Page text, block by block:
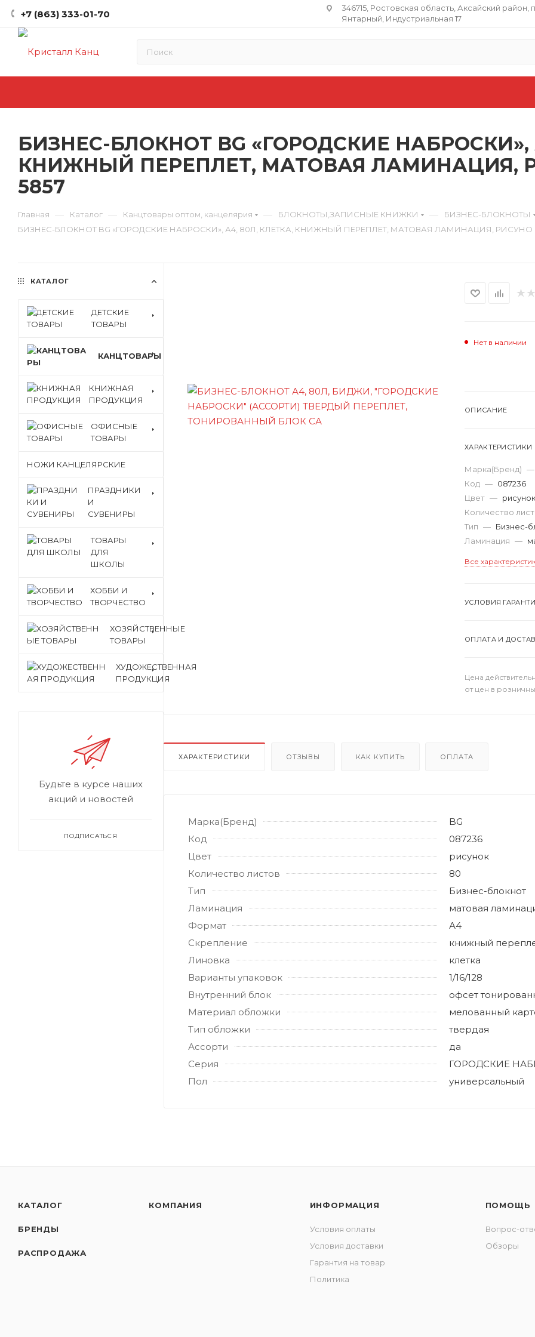
+7 (863) 333-01-70
346715, Ростовская область​, Аксайский район,
Янтарный, Индустриальная 17
БИЗНЕС-БЛОКНОТ BG «ГОРОДСКИЕ НАБРОСКИ»,
КНИЖНЫЙ ПЕРЕПЛЕТ, МАТОВАЯ ЛАМИНАЦИЯ,
5857
Главная — Каталог — Канцтовары оптом, канцелярия — БЛОКНОТЫ,ЗАПИСНЫЕ КНИЖКИ — БИЗНЕС-БЛОКНОТЫ
БИЗНЕС-БЛОКНОТ BG «ГОРОДСКИЕ НАБРОСКИ», А4, 80Л, КЛЕТКА, КНИЖНЫЙ ПЕРЕПЛЕТ, МАТОВАЯ ЛАМИНАЦИЯ, РИСУНО
Нет в наличии
ОПИСАНИЕ
ХАРАКТЕРИСТИКИ
Марка(Бренд) —
Код — 087236
Цвет — рисунок
Количество
Тип — Бизнес-
Ламинация —
Все
УСЛОВИЯ
ОПЛАТА И
Цена
от цен в
ХАРАКТЕРИСТИКИ ОТЗЫВЫ КАК КУПИТЬ ОПЛАТА
Марка(Бренд)
BG
Код
087236
Цвет
рисунок
Количество листов
80
Тип
Бизнес-блокнот
Ламинация
матовая
Формат
А4
Скрепление
книжный
Линовка
клетка
Варианты упаковок
1/16/128
Внутренний блок
офсет
Материал обложки
мелованный
Тип обложки
твердая
Ассорти
да
Серия
ГОРОДСКИЕ
Пол
универсальный
КАТАЛОГ
ДЕТСКИЕ
ТОВАРЫ
КАНЦТОВАРЫ
КНИЖНАЯ
ПРОДУКЦИЯ
ОФИСНЫЕ
ТОВАРЫ
НОЖИ КАНЦЕЛЯРСКИЕ
ПРАЗДНИКИ
И
СУВЕНИРЫ
ТОВАРЫ
ДЛЯ
ШКОЛЫ
ХОББИ И
ТВОРЧЕСТВО
ХОЗЯЙСТВЕННЫЕ
ТОВАРЫ
ХУДОЖЕСТВЕННАЯ
ПРОДУКЦИЯ
Будьте в курсе наших
акций и новостей
ПОДПИСАТЬСЯ
КАТАЛОГ
БРЕНДЫ
РАСПРОДАЖА
КОМПАНИЯ ИНФОРМАЦИЯ
Условия оплаты
Условия доставки
Гарантия на товар
Политика
ПОМОЩЬ
Вопрос-
Обзоры